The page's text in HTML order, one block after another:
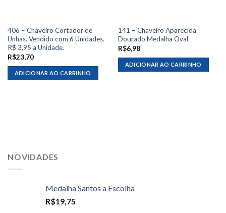
406 – Chaveiro Cortador de
Unhas. Vendido com 6 Unidades.
R$ 3,95 a Unidade.
R$23,70
ADICIONAR AO CARRINHO
141 – Chaveiro Aparecida
Dourado Medalha Oval
R$6,98
ADICIONAR AO CARRINHO
NOVIDADES
Medalha Santos a Escolha
R$19,75